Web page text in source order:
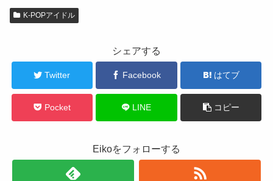
K-POPアイドル
シェアする
Twitter Facebook はてブ
Pocket LINE コピー
Eikoをフォローする